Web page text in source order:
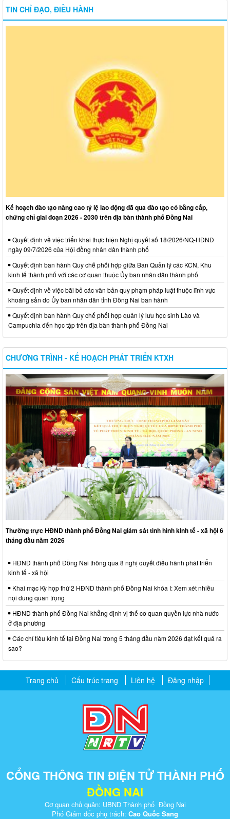
TIN CHỈ ĐẠO, ĐIỀU HÀNH
Kế hoạch đào tạo nâng cao tỷ lệ lao động đã qua đào tạo có bằng cấp,
chứng chỉ giai đoạn 2026 - 2030 trên địa bàn thành phố Đồng Nai
Quyết định về việc triển khai thực hiện Nghị quyết số 18/2026/NQ-HĐND
ngày 09/7/2026 của Hội đồng nhân dân thành phố
Quyết định ban hành Quy chế phối hợp giữa Ban Quản lý các KCN, Khu
kinh tế thành phố với các cơ quan thuộc Ủy ban nhân dân thành phố
Quyết định về việc bãi bỏ các văn bản quy phạm pháp luật thuộc lĩnh vực
khoáng sản do Ủy ban nhân dân tỉnh Đồng Nai ban hành
Quyết định ban hành Quy chế phối hợp quản lý lưu học sinh Lào và
Campuchia đến học tập trên địa bàn thành phố Đồng Nai
CHƯƠNG TRÌNH - KẾ HOẠCH PHÁT TRIỂN KTXH
Thường trực HĐND thành phố Đồng Nai giám sát tình hình kinh tế - xã hội 6
tháng đầu năm 2026
HĐND thành phố Đồng Nai thông qua 8 nghị quyết điều hành phát triển
kinh tế - xã hội
Khai mạc Kỳ họp thứ 2 HĐND thành phố Đồng Nai khóa I: Xem xét nhiều
nội dung quan trọng
HĐND thành phố Đồng Nai khẳng định vị thế cơ quan quyền lực nhà nước
ở địa phương
Các chỉ tiêu kinh tế tại Đồng Nai trong 5 tháng đầu năm 2026 đạt kết quả ra
sao?
Trang chủ Cấu trúc trang Liên hệ Đăng nhập
CỔNG THÔNG TIN ĐIỆN TỬ THÀNH PHỐ
ĐỒNG NAI
Cơ quan chủ quản: UBND Thành phố Đồng Nai
Phó Giám đốc phụ trách: Cao Quốc Sang